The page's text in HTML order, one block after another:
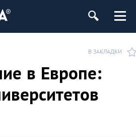
В ЗАКЛАДКИ
в Европе: